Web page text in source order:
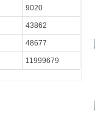
9020
43862
48677
11999679